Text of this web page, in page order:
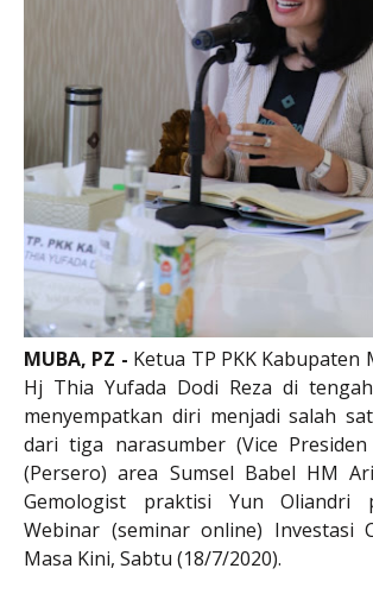
MUBA, PZ - Ketua TP PKK Kabupaten
Hj Thia Yufada Dodi Reza di
menyempatkan diri menjadi salah
dari tiga narasumber (Vice
(Persero) area Sumsel Babel HM
Gemologist praktisi Yun Oliandri
Webinar (seminar online) Investasi
Masa Kini, Sabtu (18/7/2020).